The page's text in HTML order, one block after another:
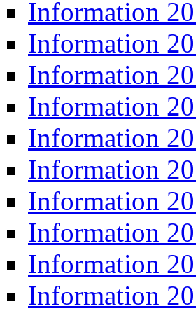
Information
Information
Information
Information
Information
Information
Information
Information
Information
Information